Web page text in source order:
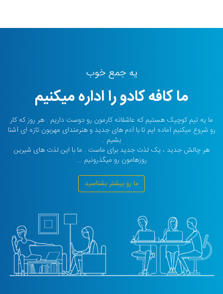
یه جمع خوب
ما کافه کادو را اداره میکنیم
ما یه تیم کوچیک هستیم که عاشقانه کارمون رو دوست داریم . هر روز که کار
رو شروع میکنیم آماده ایم تا با آدم های جدید و هنرمندای مهربون تازه ای آشنا
بشیم .
هر چالش جدید ، یک لذت جدید برای ماست . ما با این لذت های شیرین
روزهامون رو میگذرونیم ...
ما رو بیشتر بشناسید